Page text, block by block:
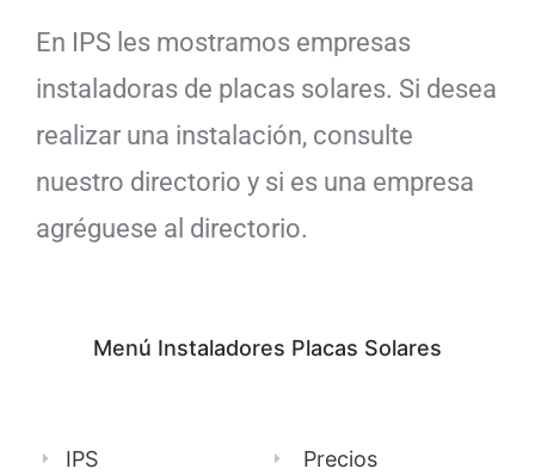
En IPS les mostramos empresas
instaladoras de placas solares. Si desea
realizar una instalación, consulte
nuestro directorio y si es una empresa
agréguese al directorio.
Menú Instaladores Placas Solares
IPS
Precios